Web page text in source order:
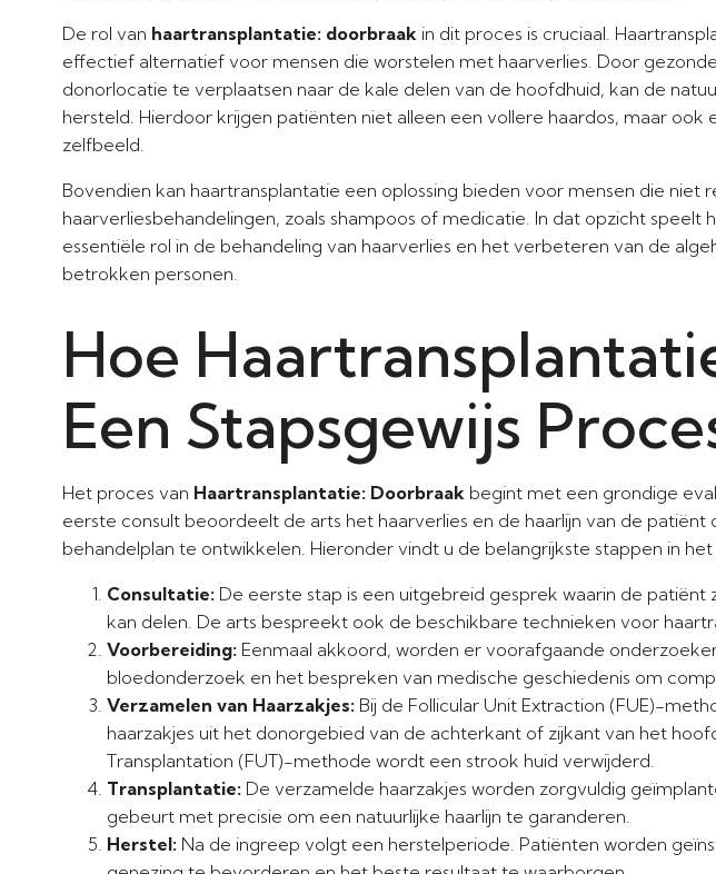
De rol van haartransplantatie: doorbraak in dit proces is cruciaal.
effectief alternatief voor mensen die worstelen met haarverlies. Door
donorlocatie te verplaatsen naar de kale delen van de hoofdhuid, kan de
hersteld. Hierdoor krijgen patiënten niet alleen een vollere haardos, maar ook
zelfbeeld.
Bovendien kan haartransplantatie een oplossing bieden voor mensen die niet
haarverliesbehandelingen, zoals shampoos of medicatie. In dat opzicht speelt
essentiële rol in de behandeling van haarverlies en het verbeteren van de
betrokken personen.
Hoe
Een Stapsgewijs
Het proces van Haartransplantatie: Doorbraak begint met een grondige
eerste consult beoordeelt de arts het haarverlies en de haarlijn van de patiënt
behandelplan te ontwikkelen. Hieronder vindt u de belangrijkste stappen in
Consultatie: De eerste stap is een uitgebreid gesprek waarin de patiënt
kan delen. De arts bespreekt ook de beschikbare technieken voor
Voorbereiding: Eenmaal akkoord, worden er voorafgaande
bloedonderzoek en het bespreken van medische geschiedenis om
Verzamelen van Haarzakjes: Bij de Follicular Unit Extraction (FUE)-
haarzakjes uit het donorgebied van de achterkant of zijkant van het
Transplantation (FUT)-methode wordt een strook huid verwijderd.
Transplantatie: De verzamelde haarzakjes worden zorgvuldig
gebeurt met precisie om een natuurlijke haarlijn te garanderen.
Herstel: Na de ingreep volgt een herstelperiode. Patiënten worden